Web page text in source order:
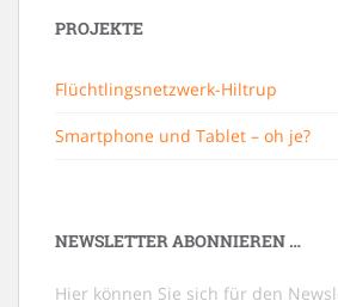
PROJEKTE
Flüchtlingsnetzwerk-Hiltrup
Smartphone und Tablet – oh je?
NEWSLETTER ABONNIEREN …
Hier können Sie sich für den